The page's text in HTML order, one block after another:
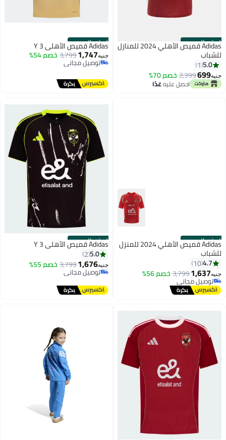
الستور الرسمي Adidas قميص الأهلي 2024 للمنازل
للشباب
5.0
1
جنيه699
2,399خصم 70%
احصل عليهغدًا
الستور الرسمي
Adidas قميص الأهلي 3 Y
جنيه1,747
3,799خصم 54%
توصيل مجاني
توصيل مجاني
الستور الرسمي Adidas قميص الأهلي 2024 للمنزل
للشباب
4.7
10
جنيه1,637
3,799خصم 56%
توصيل مجاني
توصيل مجاني
الستور الرسمي
Adidas قميص الأهلي 3 Y
5.0
2
جنيه1,676
3,799خصم 55%
توصيل مجاني
توصيل مجاني